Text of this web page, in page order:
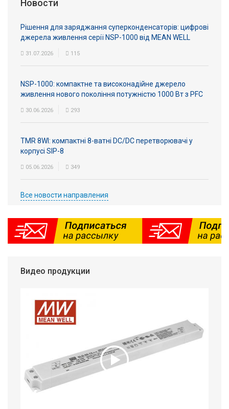
Новости
Рішення для заряджання суперконденсаторів: цифрові
джерела живлення серії NSP-1000 від MEAN WELL
31.07.2026 115
NSP-1000: компактне та високонадійне джерело
живлення нового покоління потужністю 1000 Вт з PFC
30.06.2026 293
TMR 8WI: компактні 8-ватні DC/DC перетворювачі у
корпусі SIP-8
05.06.2026 349
Все новости направления
Видео продукции